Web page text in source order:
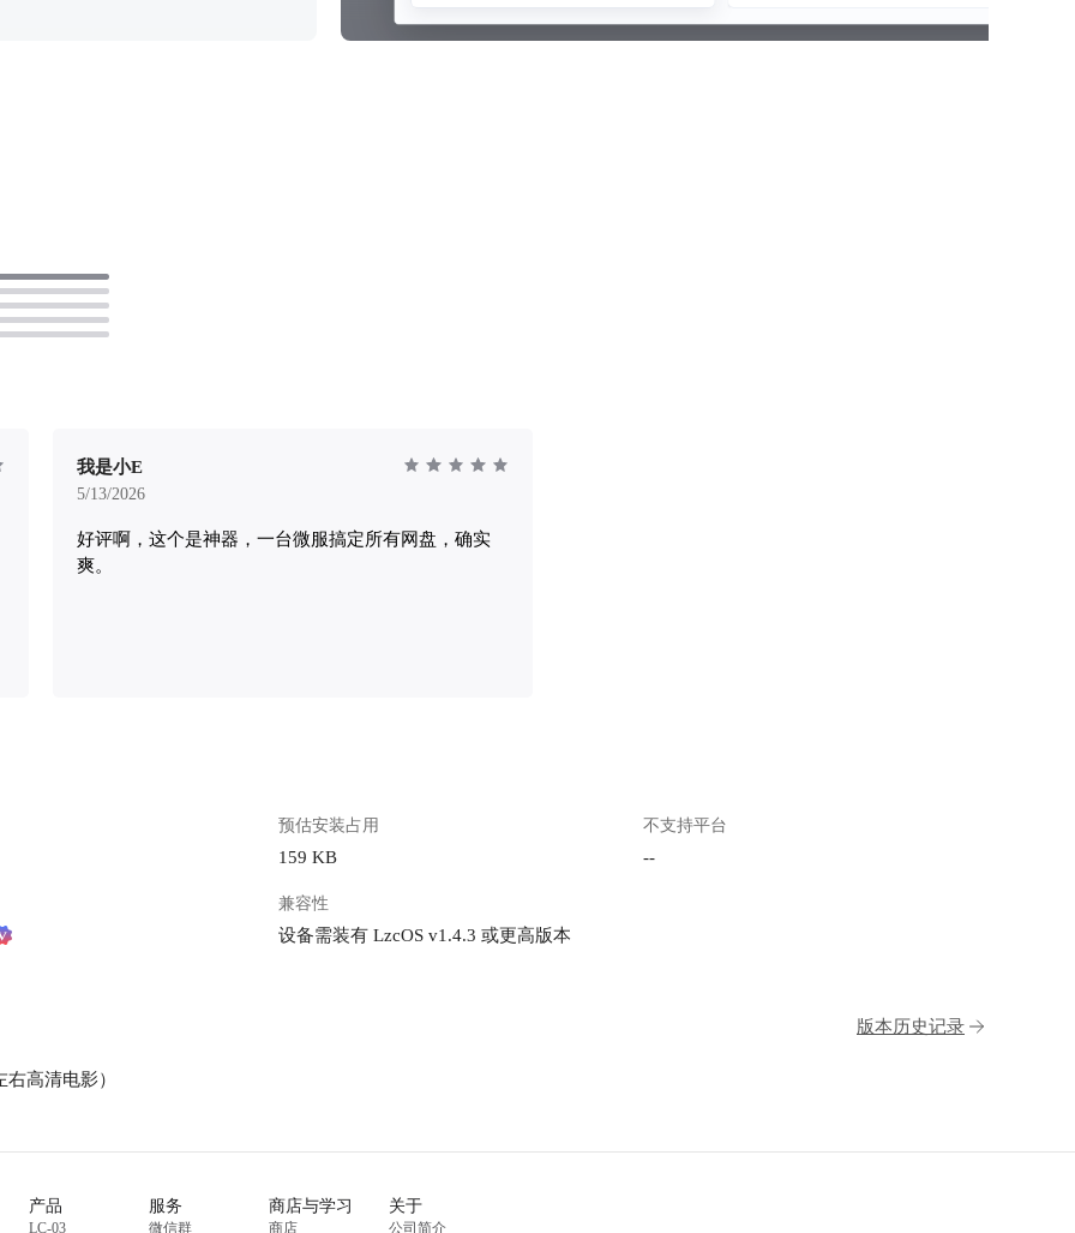
我是小E
5/13/2026
好评啊，这个是神器，一台微服搞定所有网盘，确实
爽。
预估安装占用
159 KB
不支持平台
--
兼容性
设备需装有 LzcOS v1.4.3 或更高版本
版本历史记录
高清电影）
产品
LC-03
服务
微信群
商店与学习
商店
关于
公司简介